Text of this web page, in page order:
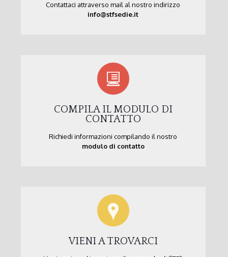
Contattaci attraverso mail al nostro indirizzo
info@stfsedie.it
COMPILA IL MODULO DI
CONTATTO
Richiedi informazioni compilando il nostro
modulo di contatto
VIENI A TROVARCI